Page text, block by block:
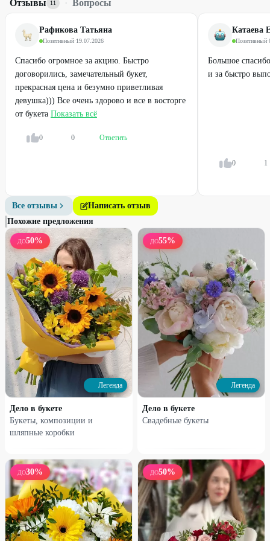
17%
Профи
17%
Профи
Хризантема
250₽300
%
Профи
Букет №1
1950₽
%
Отзывы 11 · Вопросы
Рафикова Татьяна
Позитивный·19.07.2026
Спасибо огромное за акцию. Быстро
договорились, замечательный букет,
прекрасная цена и безумно приветливая
девушка))) Все очень здорово и все в восторге
от букета Показать всё
0 0 Ответить
Катаева
Позитивный·
Большое
и за быстро
0 1
Все отзывы
Написать отзыв
Похожие предложения
ДО50%
Легенда
Дело в букете
Букеты, композиции и
шляпные коробки
ДО55%
Легенда
Дело в букете
Свадебные букеты
ДО30% ДО50%